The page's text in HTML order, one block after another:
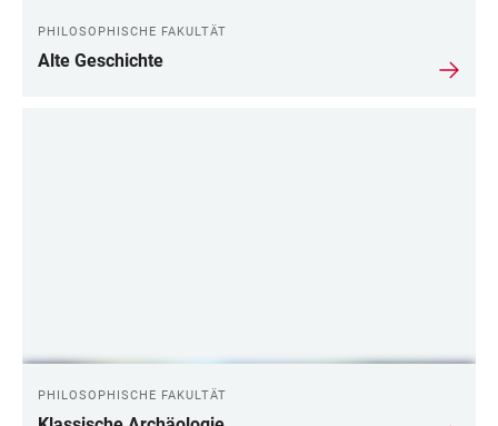
PHILOSOPHISCHE FAKULTÄT
Alte Geschichte
PHILOSOPHISCHE FAKULTÄT